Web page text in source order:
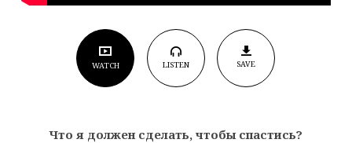
WATCH LISTEN SAVE
Что я должен сделать, чтобы спастись?